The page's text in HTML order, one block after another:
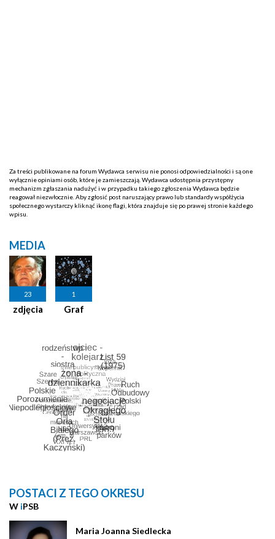
Za treści publikowane na forum Wydawca serwisu nie ponosi odpowiedzialności i są one
wyłącznie opiniami osób, które je zamieszczają. Wydawca udostępnia przystępny
mechanizm zgłaszania nadużyć i w przypadku takiego zgłoszenia Wydawca będzie
reagował niezwłocznie. Aby zgłosić post naruszający prawo lub standardy współżycia
społecznego wystarczy kliknąć ikonę flagi, która znajduje się po prawej stronie każdego
wpisu.
MEDIA
23
zdjęcia
1
Graf
POSTACI Z TEGO OKRESU
W iPSB
Maria Joanna Siedlecka